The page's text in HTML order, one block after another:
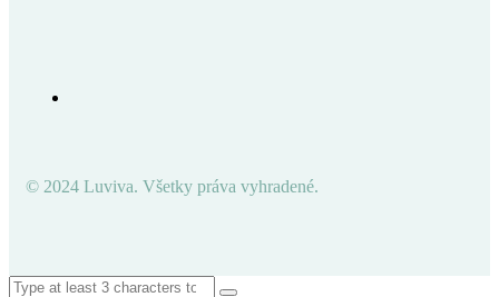
© 2024 Luviva. Všetky práva vyhradené.